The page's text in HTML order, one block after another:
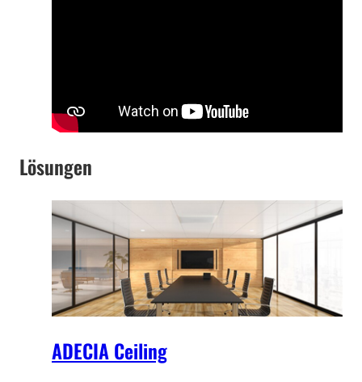
Lösungen
ADECIA Ceiling